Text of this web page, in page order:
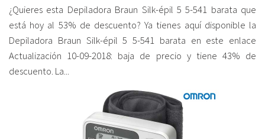
¿Quieres esta Depiladora Braun Silk-épil 5 5-541 barata que
está hoy al 53% de descuento? Ya tienes aquí disponible la
Depiladora Braun Silk-épil 5 5-541 barata en este enlace
Actualización 10-09-2018: baja de precio y tiene 43% de
descuento. La...